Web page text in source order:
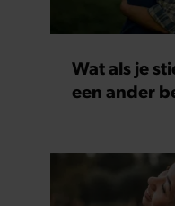
Wat als je
een ander